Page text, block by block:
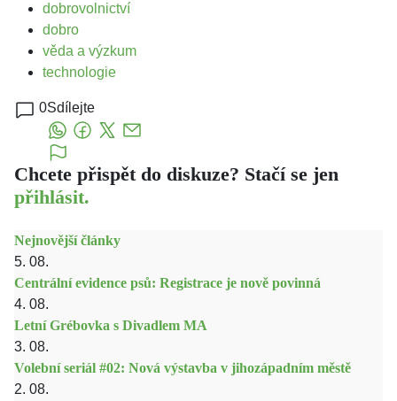
dobrovolnictví
dobro
věda a výzkum
technologie
0Sdílejte
Chcete přispět do diskuze? Stačí se jen
přihlásit.
Nejnovější články
5. 08.
Centrální evidence psů: Registrace je nově povinná
4. 08.
Letní Grébovka s Divadlem MA
3. 08.
Volební seriál #02: Nová výstavba v jihozápadním městě
2. 08.